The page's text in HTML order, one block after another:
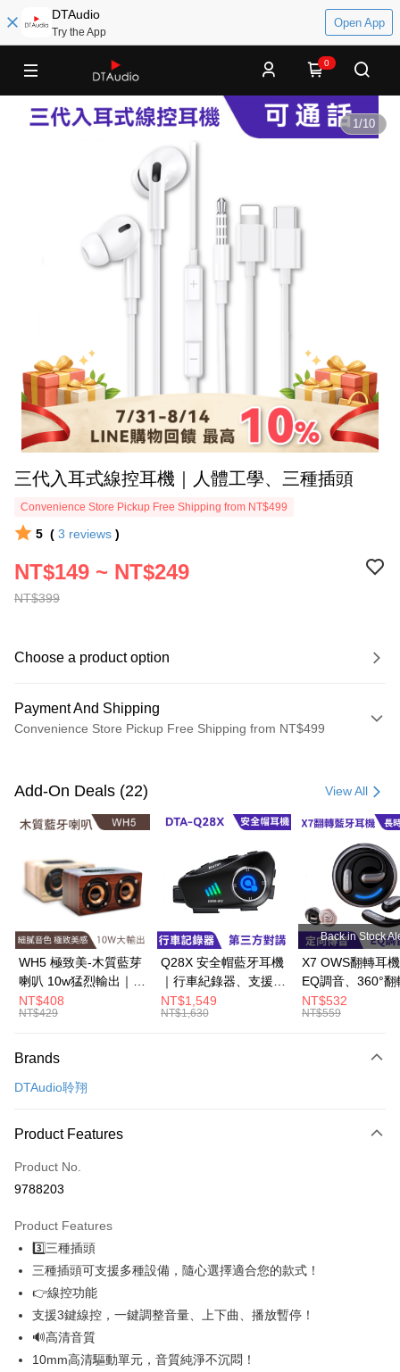
DTAudio
Try the App
Open App
0
1/10
三代入耳式線控耳機｜人體工學、三種插頭
Convenience Store Pickup Free Shipping from NT$499
5 ( 3 reviews )
NT$399
NT$149 ~ NT$249
Choose a product option
Payment And Shipping
Convenience Store Pickup Free Shipping from NT$499
Credit Card (Full Payment)
Convenience Store Pickup and Pay
Apple Pay
Easy Wallet
Google Pay
ATM Transfer
Shipping Method
全家取貨付款
付款後全家取貨
NT$60/order | Free shipping on orders of NT$499 or more
NT$60/order | Free shipping on orders of NT$598 or more
付款後萊爾富取貨
NT$60/order | Free shipping on orders of NT$598 or more
7-11取貨付款
NT$60/order | Free shipping on orders of NT$598 or more
Add-On Deals (22) View All
WH5 極致美-木質藍芽
喇叭 10w猛烈輸出｜音
質細膩、串聯播放
NT$408
NT$429
Q28X 安全帽藍牙耳機
｜行車紀錄器、支援對
講
NT$1,549
NT$1,630
Back in Stock
X7 OWS翻轉耳
EQ調音、360°翻
電倉
NT$532
NT$559
Brands
DTAudio聆翔
Product Features
Product No.
9788203
Product Features
3️⃣三種插頭
三種插頭可支援多種設備，隨心選擇適合您的款式！
👉線控功能
支援3鍵線控，一鍵調整音量、上下曲、播放暫停！
🔊高清音質
10mm高清驅動單元，音質純淨不沉悶！